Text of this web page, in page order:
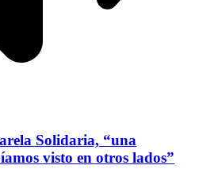
Solidaria, “una
visto en otros lados”